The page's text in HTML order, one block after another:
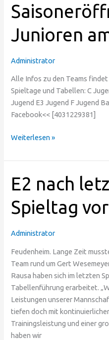
Junioren
Administrator
Alle Infos zu den Teams
Spieltage und Tabellen: C
Jugend E3 Jugend F Jugend
Facebook<< [4031229381]
der
Junioren
am
15.03.2014
Weiterlesen »
E2 nach
Spieltag
Administrator
Feudenheim. Lange Zeit
Team rund um Gert
Rausa haben sich im letzten
Tabellenführung erarbeitet.
Leistungen unserer
tiefen doch mit
Trainingsleistung und einer
haben wir
E2
nach
letztem
Spieltag